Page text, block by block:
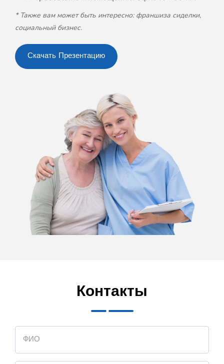
* Также вам может быть интересно: франшиза сиделки,
социальный бизнес.
Скачать Презентацию
Контакты